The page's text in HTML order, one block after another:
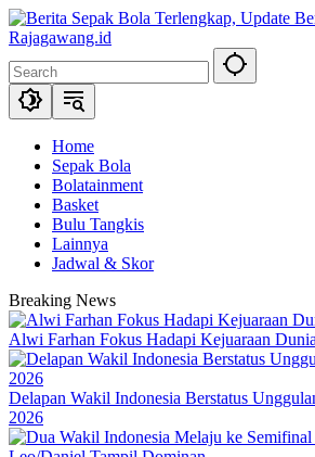
Skip
to
Home
Sepak Bola
Bolatainment
Basket
Bulu Tangkis
Lainnya
Jadwal & Skor
Breaking News
Alwi Farhan Fokus Hadapi Kejuaraan
Delapan Wakil Indonesia Berstatus
2026